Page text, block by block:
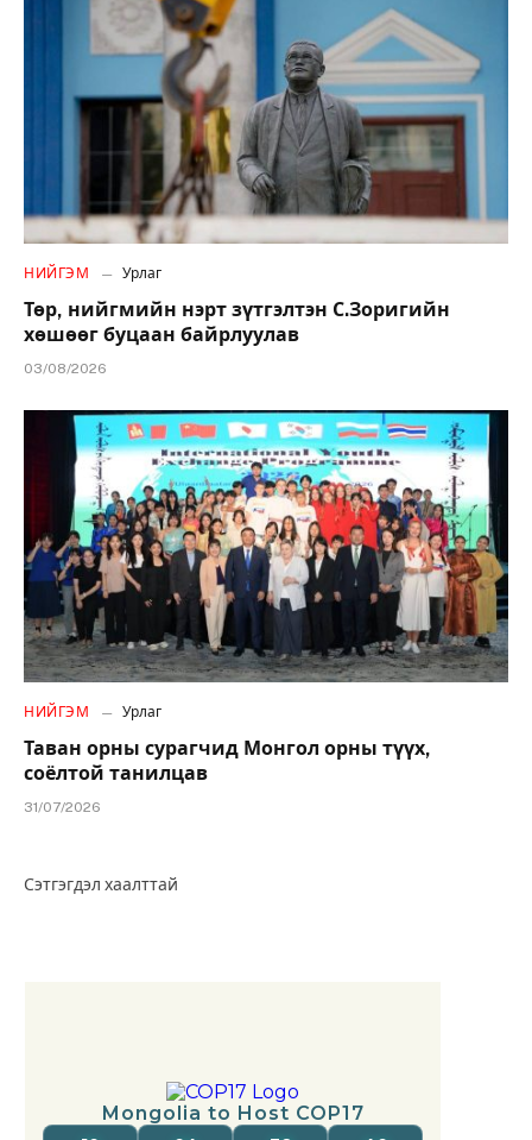
НИЙГЭМ Урлаг
Төр, нийгмийн нэрт зүтгэлтэн С.Зоригийн
хөшөөг буцаан байрлуулав
03/08/2026
НИЙГЭМ Урлаг
Таван орны сурагчид Монгол орны түүх,
соёлтой танилцав
31/07/2026
Сэтгэгдэл хаалттай